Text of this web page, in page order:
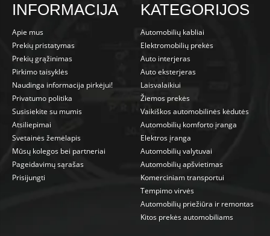
INFORMACIJA
Apie mus
Prekių pristatymas
Prekių grąžinimas
Pirkimo taisyklės
Naudinga informacija pirkėjui!
Privatumo politika
Susisiekite su mumis
Atsiliepimai
Svetainės žemėlapis
Mūsų kolegos bei partneriai
Pageidavimų sąrašas
Prisijungti
KATEGORIJOS
Automobilių kabliai
Elektromobilių prekės
Auto interjeras
Auto eksterjeras
Laisvalaikiui
Žiemos prekės
Vaikiškos automobilinės kėdutės
Automobilių komforto įranga
Elektros įranga
Automobilių valytuvai
Automobilių apšvietimas
Komerciniam transportui
Tempimo virvės
Automobilių priežiūra ir remontas
Kitos prekės automobiliams